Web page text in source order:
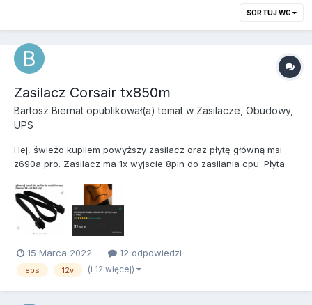
SORTUJ WG
Zasilacz Corsair tx850m
Bartosz Biernat opublikował(a) temat w Zasilacze, Obudowy,
UPS
Hej, świeżo kupilem powyższy zasilacz oraz płytę główną msi
z690a pro. Zasilacz ma 1x wyjscie 8pin do zasilania cpu. Płyta
zestawie ma tylko jedno wyjscie zasilania cpu. Chciałbym
dokupić modularny kabel eps 8 pin 12v. Czy ktoś może coś...
15 Marca 2022 12 odpowiedzi
eps 12v (i 12 więcej)